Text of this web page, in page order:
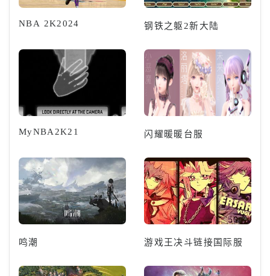
NBA 2K2024 钢铁之躯2新大陆
MyNBA2K21 闪耀暖暖台服
鸣潮 游戏王决斗链接国际服